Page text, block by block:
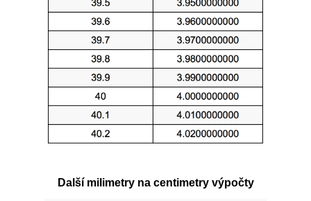
Další milimetry na centimetry výpočty